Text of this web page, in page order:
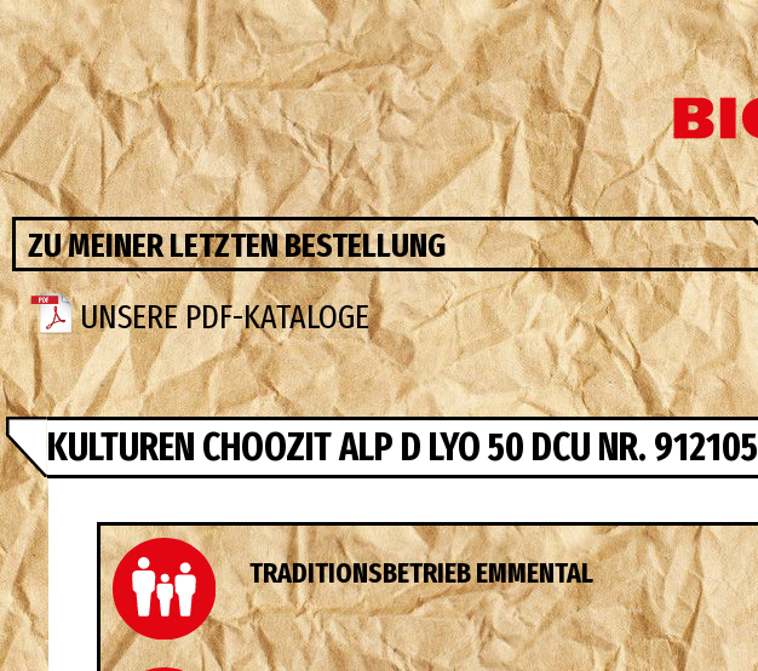
ZU MEINER LETZTEN BESTELLUNG
UNSERE PDF-KATALOGE
KULTUREN CHOOZIT ALP D LYO 50 DCU NR. 912105
TRADITIONSBETRIEB EMMENTAL